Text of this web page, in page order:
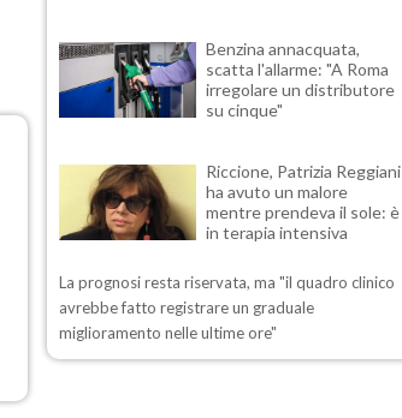
Benzina annacquata,
scatta l'allarme: "A Roma
irregolare un distributore
su cinque"
Riccione, Patrizia Reggiani
ha avuto un malore
mentre prendeva il sole: è
in terapia intensiva
La prognosi resta riservata, ma "il quadro clinico
avrebbe fatto registrare un graduale
miglioramento nelle ultime ore"